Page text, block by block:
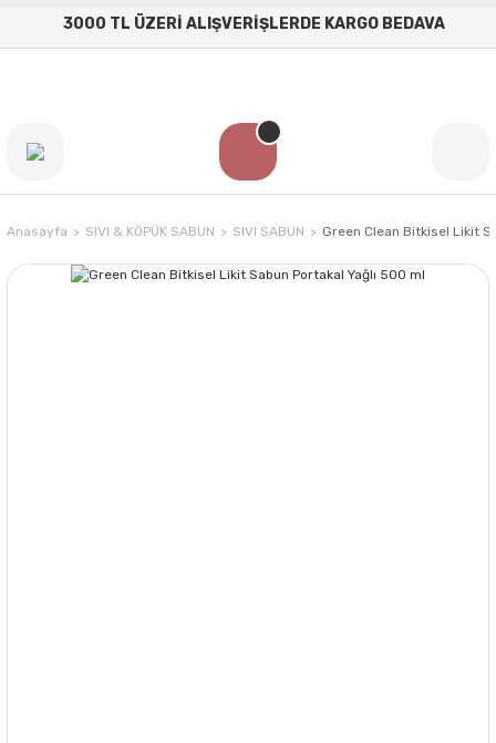
3000 TL ÜZERİ ALIŞVERİŞLERDE KARGO BEDAVA
Anasayfa SIVI & KÖPÜK SABUN SIVI SABUN Green Clean Bitkisel Likit